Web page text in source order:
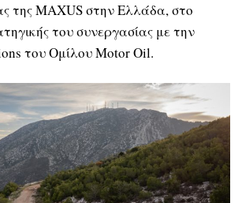
της MAXUS στην Ελλάδα, στο
του συνεργασίας με την
του Ομίλου Motor Oil.